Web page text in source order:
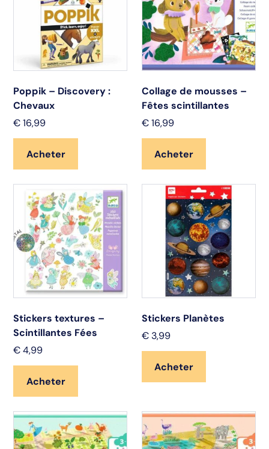
Poppik – Discovery :
Chevaux
€ 16,99
Acheter
Collage de mousses –
Fêtes scintillantes
€ 16,99
Acheter
Stickers textures –
Scintillantes Fées
€ 4,99
Acheter
Stickers Planètes
€ 3,99
Acheter